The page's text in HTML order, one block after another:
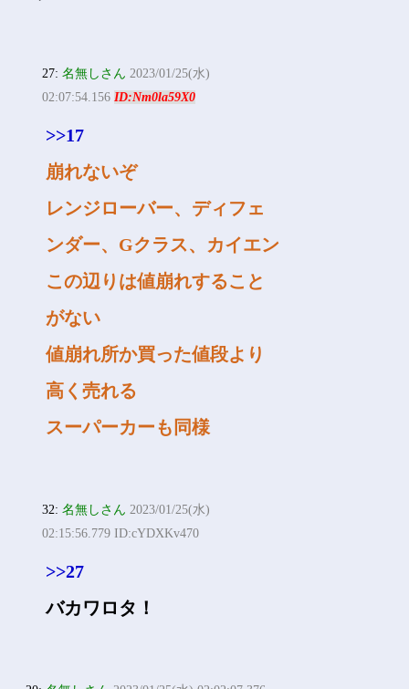
27:名無しさん 2023/01/25(水)
02:07:54.156ID:Nm0la59X0
>>17
崩れないぞ
レンジローバー、ディフェ
ンダー、Gクラス、カイエン
この辺りは値崩れすること
がない
値崩れ所か買った値段より
高く売れる
スーパーカーも同様
32:名無しさん 2023/01/25(水)
02:15:56.779 ID:cYDXKv470
>>27
バカワロタ！